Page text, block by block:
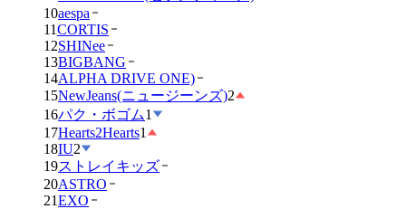
10aespa
11CORTIS
12SHINee
13BIGBANG
14ALPHA DRIVE ONE)
15NewJeans(ニュージーンズ)2
16パク・ボゴム1
17Hearts2Hearts1
18IU2
19ストレイキッズ
20ASTRO
21EXO